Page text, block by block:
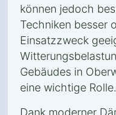
können jedoch
Techniken besser
Einsatzzweck
Gebäudes in
eine wichtige Rolle.
Dank moderner